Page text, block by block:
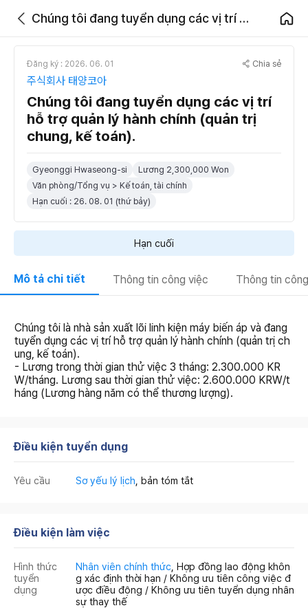
Chúng tôi đang tuyển dụng các vị trí hỗ trợ quản lý hành chính (quản trị chung, kế toán).
Đăng ký : 2026. 06. 01 Chia sẻ
주식회사 태양코아
Chúng tôi đang tuyển dụng các vị trí
hỗ trợ quản lý hành chính (quản trị
chung, kế toán).
Gyeonggi Hwaseong-si
Lương 2,300,000 Won
Văn phòng/Tổng vụ > Kế toán, tài chính
Hạn cuối : 26. 08. 01 (thứ bảy)
Hạn cuối
Mô tả chi tiết Thông tin công việc Thông tin
Chúng tôi là nhà sản xuất lõi linh kiện máy biến áp và đang
tuyển dụng các vị trí hỗ trợ quản lý hành chính (quản trị ch
ung, kế toán).
- Lương trong thời gian thử việc 3 tháng: 2.300.000 KR
W/tháng. Lương sau thời gian thử việc: 2.600.000 KRW/t
háng (Lương hàng năm có thể thương lượng).
Điều kiện tuyển dụng
Yêu cầu Sơ yếu lý lịch , bản tóm tắt
Điều kiện làm việc
Hình thức
tuyển
dụng
Nhân viên chính thức , Hợp đồng lao động khôn
g xác định thời hạn / Không ưu tiên công việc đ
ược điều động / Không ưu tiên tuyển dụng nhân
sự thay thế